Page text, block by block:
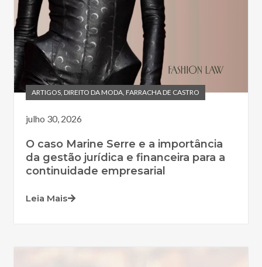
ARTIGOS DIREITO DA MODA FARRACHA DE CASTRO
julho 30, 2026
O caso Marine Serre e a importância
da gestão jurídica e financeira para a
continuidade empresarial
Leia Mais